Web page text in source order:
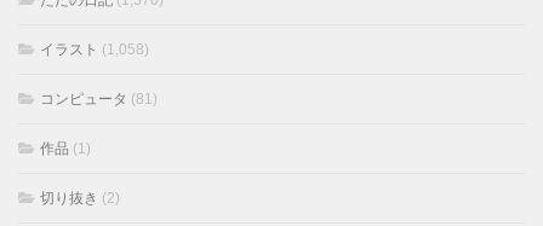
イラスト (1,058)
コンピュータ (81)
作品 (1)
切り抜き (2)